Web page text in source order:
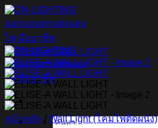
ข้าม
ไป
ยัง
เนื้อหา
ค้นหา:
หน้าหลัก / Wall Light (โคมไฟติดผนัง)